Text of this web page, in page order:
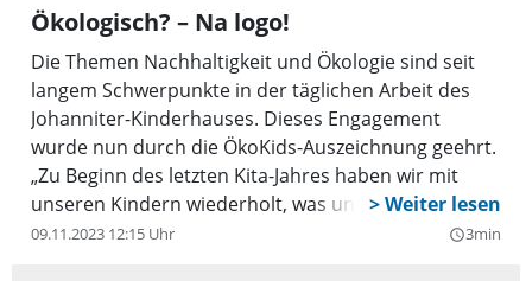
Ökologisch? – Na logo!
Die Themen Nachhaltigkeit und Ökologie sind seit
langem Schwerpunkte in der täglichen Arbeit des
Johanniter-Kinderhauses. Dieses Engagement
wurde nun durch die ÖkoKids-Auszeichnung geehrt.
„Zu Beginn des letzten Kita-Jahres haben wir mit
unseren Kindern wiederholt, was uns wichtig ist und
wie wir in Kontakt mit unserer Umwelt und allem
09.11.2023 12:15 Uhr query_builder3min